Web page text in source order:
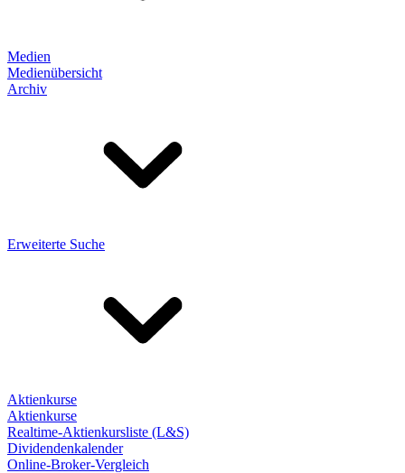
Medien
Medienübersicht
Archiv
Erweiterte Suche
Aktienkurse
Aktienkurse
Realtime-Aktienkursliste (L&S)
Dividendenkalender
Online-Broker-Vergleich